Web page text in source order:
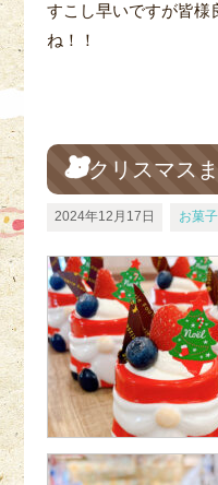
すこし早いですが皆様
ね！！
クリスマス
2024年12月17日 お菓